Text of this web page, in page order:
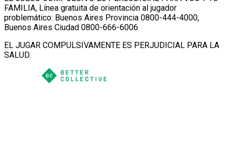
FAMILIA, Línea gratuita de orientación al jugador
problemático: Buenos Aires Provincia 0800-444-4000,
Buenos Aires Ciudad 0800-666-6006
EL JUGAR COMPULSIVAMENTE ES PERJUDICIAL PARA LA
SALUD.